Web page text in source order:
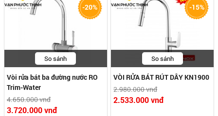
So sánh
Vòi rửa bát ba đường nước RO
Trim-Water
4.650.000 vnđ
3.720.000 vnđ
-20%
So sánh
VÒI RỬA BÁT RÚT DÂY KN1900
2.980.000 vnđ
2.533.000 vnđ
-15%